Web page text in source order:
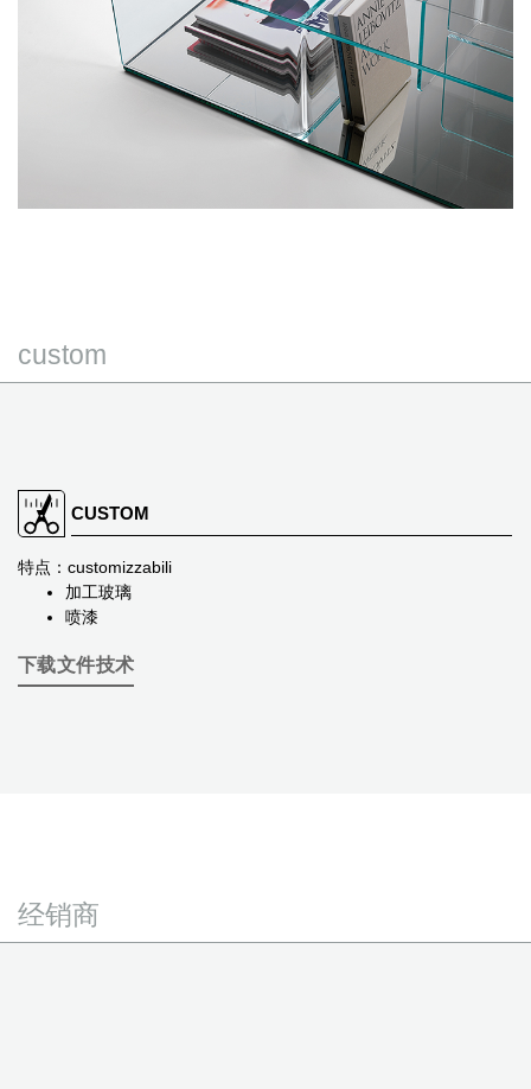
custom
CUSTOM
特点：customizzabili
加工玻璃
喷漆
下载文件技术
经销商